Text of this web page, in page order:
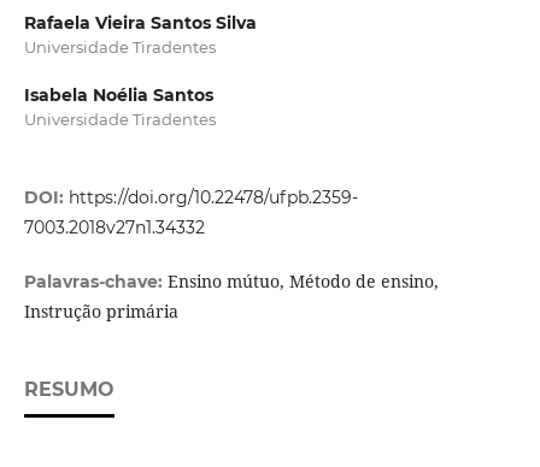
Rafaela Vieira Santos Silva
Universidade Tiradentes
Isabela Noélia Santos
Universidade Tiradentes
DOI: https://doi.org/10.22478/ufpb.2359-
7003.2018v27n1.34332
Palavras-chave: Ensino mútuo, Método de ensino,
Instrução primária
RESUMO